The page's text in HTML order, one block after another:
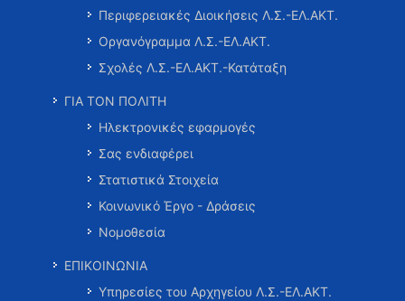
Περιφερειακές Διοικήσεις Λ.Σ.-ΕΛ.ΑΚΤ.
Οργανόγραμμα Λ.Σ.-ΕΛ.ΑΚΤ.
Σχολές Λ.Σ.-ΕΛ.ΑΚΤ.-Κατάταξη
ΓΙΑ ΤΟΝ ΠΟΛΙΤΗ
Ηλεκτρονικές εφαρμογές
Σας ενδιαφέρει
Στατιστικά Στοιχεία
Κοινωνικό Έργο - Δράσεις
Νομοθεσία
ΕΠΙΚΟΙΝΩΝΙΑ
Υπηρεσίες του Αρχηγείου Λ.Σ.-ΕΛ.ΑΚΤ.